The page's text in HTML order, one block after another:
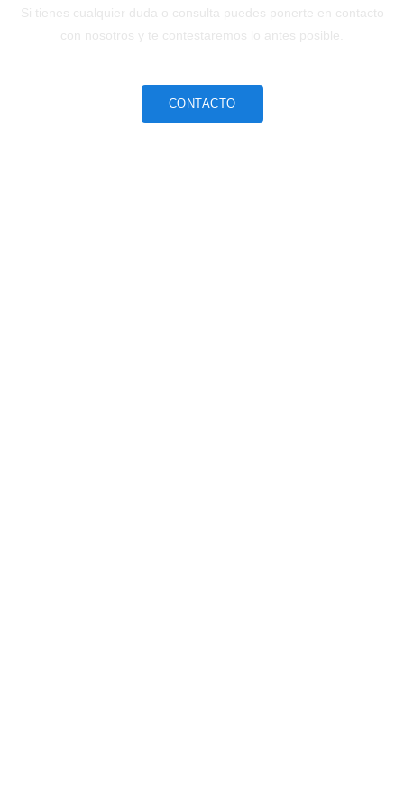
Si tienes cualquier duda o consulta puedes ponerte en contacto
con nosotros y te contestaremos lo antes posible.
CONTACTO